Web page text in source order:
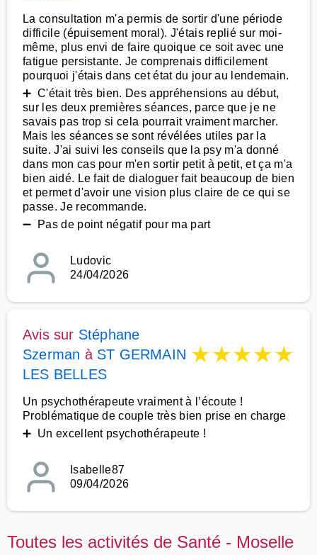
La consultation m'a permis de sortir d'une période
difficile (épuisement moral). J'étais replié sur moi-
même, plus envi de faire quoique ce soit avec une
fatigue persistante. Je comprenais difficilement
pourquoi j'étais dans cet état du jour au lendemain.
➕ C'était très bien. Des appréhensions au début,
sur les deux premières séances, parce que je ne
savais pas trop si cela pourrait vraiment marcher.
Mais les séances se sont révélées utiles par la
suite. J'ai suivi les conseils que la psy m'a donné
dans mon cas pour m'en sortir petit à petit, et ça m'a
bien aidé. Le fait de dialoguer fait beaucoup de bien
et permet d'avoir une vision plus claire de ce qui se
passe. Je recommande.
➖ Pas de point négatif pour ma part
Ludovic
24/04/2026
Avis sur Stéphane
Szerman à ST GERMAIN
LES BELLES
★★★★★
Un psychothérapeute vraiment à l’écoute !
Problématique de couple très bien prise en charge
➕ Un excellent psychothérapeute !
Isabelle87
09/04/2026
Toutes les activités de Santé - Moselle